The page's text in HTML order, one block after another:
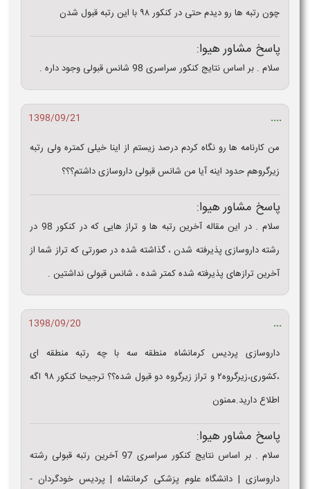
چون رتبه ها رو دیدم حتی در‌ کنکور ۹۸ با این رتبه قبول شدن
پاسخ مشاور هیوا:
سلام . بر اساس نتایج کنکور سراسری 98 شانس قبولی وجود داره .
....
1398/09/21
من کارنامه ها رو نگاه کردم درصد زیستم از اینا خیلی کمتره ولی رتبه
زیرگروهم حدود اینه آیا من شانس قبولی داروسازی داشتم؟؟؟
پاسخ مشاور هیوا:
سلام . در این مقاله آخرین رتبه ها و تراز هایی که در کنکور 98 در
رشته داروسازی پذیرفته شدن ، گذاشته شده در صورتی که تراز شما از
آخرین ترازهای پذیرفته شده کمتر شده ، شانس قبولی نداشتین .
...
1398/09/20
داروسازی پردیس کرمانشاه منطقه سه با چه رتبه منطقه ای
،کشوری،زیرگروه۲ و تراز زیرگروه دو قبول شده؟؟ ترجیحا کنکور ۹۸ اگه
اطلاع دارید.ممنون
پاسخ مشاور هیوا:
سلام . بر اساس نتایج کنکور سراسری 97 آخرین رتبه قبولی رشته
داروسازی | دانشگاه علوم پزشکی کرمانشاه | پرديس خودگردان -